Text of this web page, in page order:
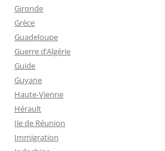
Gironde
Grèce
Guadeloupe
Guerre d’Algérie
Guide
Guyane
Haute-Vienne
Hérault
Ile de Réunion
Immigration